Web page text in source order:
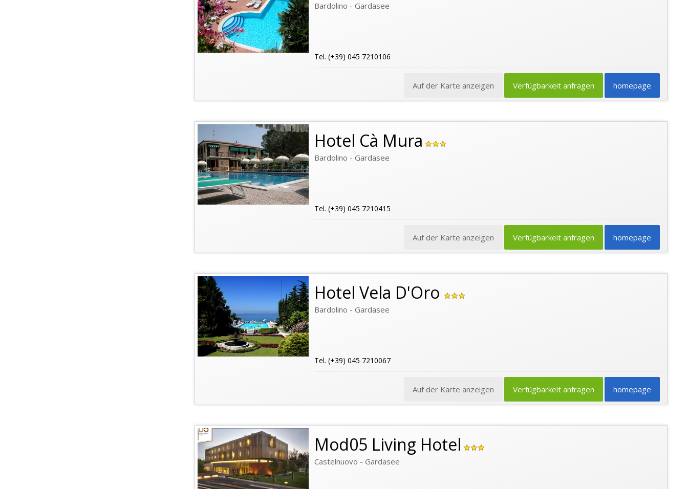
Bardolino - Gardasee
Tel. (+39) 045 7210106
homepage
Verfügbarkeit anfragen
Auf der Karte anzeigen
Hotel Cà Mura
Bardolino - Gardasee
Tel. (+39) 045 7210415
homepage
Verfügbarkeit anfragen
Auf der Karte anzeigen
Hotel Vela D'Oro
Bardolino - Gardasee
Tel. (+39) 045 7210067
homepage
Verfügbarkeit anfragen
Auf der Karte anzeigen
Mod05 Living Hotel
Castelnuovo - Gardasee